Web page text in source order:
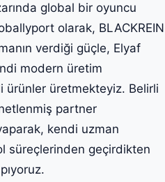
global bir oyuncu
olarak, BLACKREIN
verdiği güçle, Elyaf
modern üretim
ürünler üretmekteyiz. Belirli
partner
kendi uzman
süreçlerinden geçirdikten